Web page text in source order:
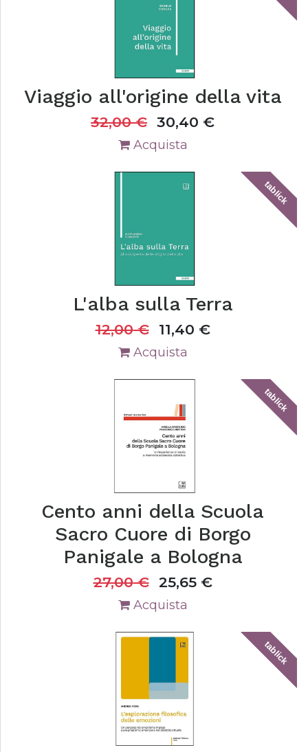
Viaggio all'origine della vita
32,00€ 30,40 €
Acquista
tablick
L'alba sulla Terra
12,00€ 11,40 €
Acquista
tablick
Cento anni della Scuola
Sacro Cuore di Borgo
Panigale a Bologna
27,00€ 25,65€
Acquista
tablick